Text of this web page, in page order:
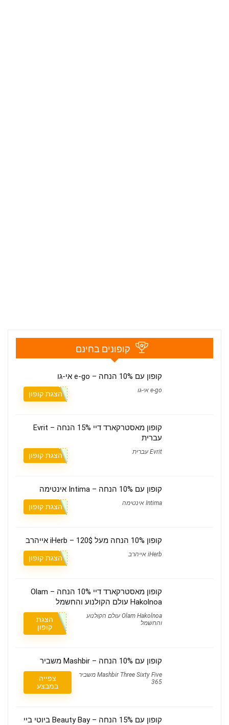
קופונים בחינם
קופון עם 10% הנחה – e-go אי-גו
e-go אי-גו הצגת קופון
קופון מאסטרקארד דיי 15% הנחה – Evrit
עברית
Evrit עברית הצגת קופון
קופון עם 10% הנחה – Intima אינטימה
Intima אינטימה הצגת קופון
קופון 10% הנחה מעל 120$ – iHerb אייהרב
iHerb אייהרב הצגת קופון
קופון מאסטרקארד דיי 10% הנחה – Olam
Hakolnoa עולם הקולנוע והחשמל
Olam Hakolnoa עולם הקולנוע
והחשמל
הצגת
קופון
קופון עם 10% הנחה – Mashbir משביר
Mashbir Three Sixty Five משביר
365
צפייה
במבצע
קופון עם 15% הנחה – Beauty Bay ביוטי ביי